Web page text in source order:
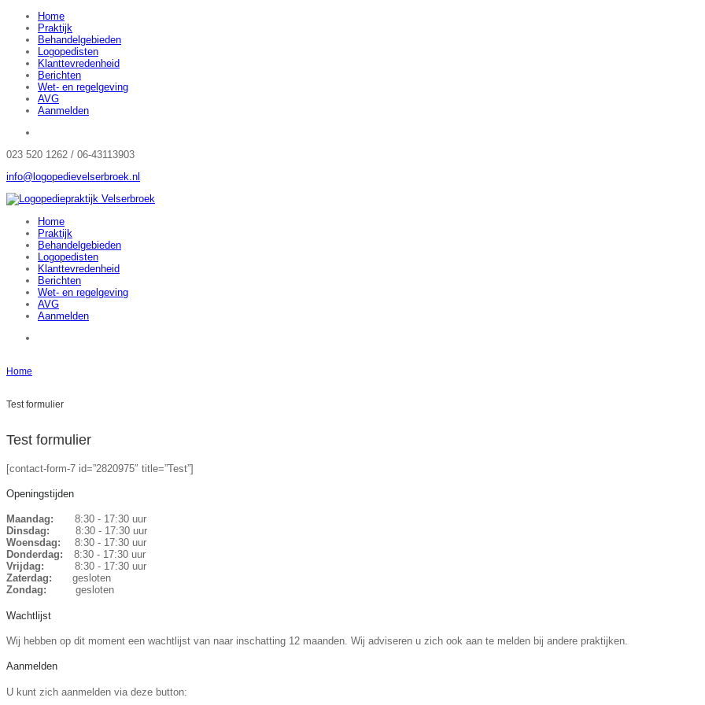
Home
Praktijk
Behandelgebieden
Logopedisten
Klanttevredenheid
Berichten
Wet- en regelgeving
AVG
Aanmelden
023 520 1262 / 06-43113903
info@logopedievelserbroek.nl
Home
Praktijk
Behandelgebieden
Logopedisten
Klanttevredenheid
Berichten
Wet- en regelgeving
AVG
Aanmelden
Home
Test formulier
Test formulier
[contact-form-7 id=”2820975″ title=”Test”]
Openingstijden
Maandag:
8:30 - 17:30 uur
Dinsdag:
8:30 - 17:30 uur
Woensdag:
8:30 - 17:30 uur
Donderdag:
8:30 - 17:30 uur
Vrijdag:
8:30 - 17:30 uur
Zaterdag:
gesloten
Zondag:
gesloten
Wachtlijst
Wij hebben op dit moment een wachtlijst van naar inschatting 12 maanden. Wij adviseren u zich ook aan te melden bij andere praktijken.
Aanmelden
U kunt zich aanmelden via deze button: